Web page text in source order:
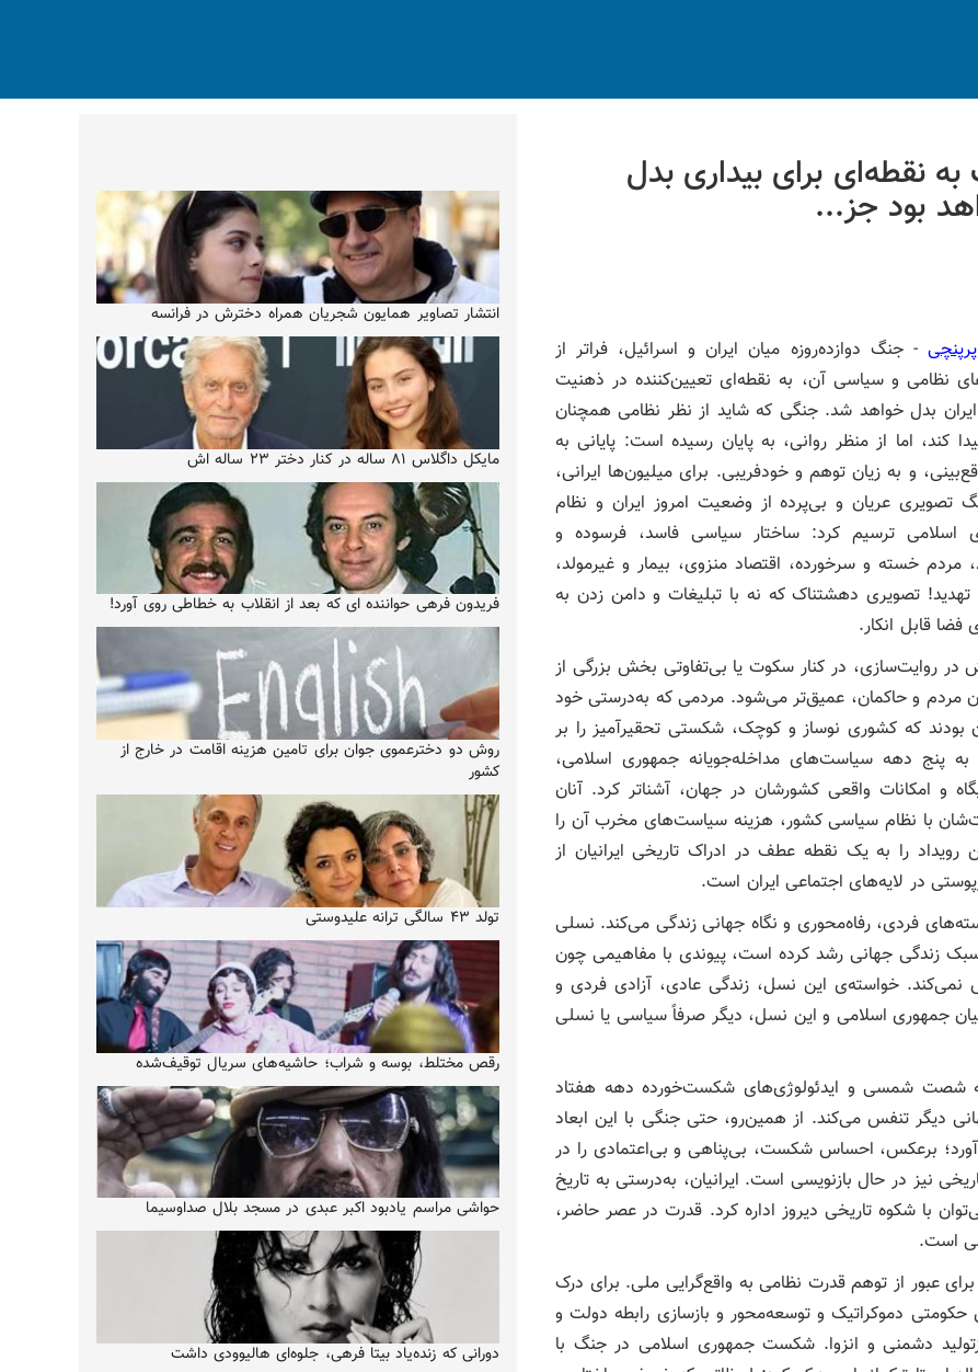
نقطه‌ای برای بیداری بدل
بود جز...
- جنگ دوازده‌روزه میان ایران و اسرائیل، فراتر از
نظامی و سیاسی آن، به نقطه‌ای تعیین‌کننده در ذهنیت
بدل خواهد شد. جنگی که شاید از نظر نظامی همچنان
کند، اما از منظر روانی، به پایان رسیده است: پایانی به
و به زیان توهم و خودفریبی. برای میلیون‌ها ایرانی،
تصویری عریان و بی‌پرده از وضعیت امروز ایران و نظام
اسلامی ترسیم کرد: ساختار سیاسی فاسد، فرسوده و
مردم خسته و سرخورده، اقتصاد منزوی، بیمار و غیرمولد،
تهدید! تصویری دهشتناک که نه با تبلیغات و دامن زدن به
فضا قابل انکار.
روایت‌سازی، در کنار سکوت یا بی‌تفاوتی بخش بزرگی از
و حاکمان، عمیق‌تر می‌شود. مردمی که به‌درستی خود
بودند که کشوری نوساز و کوچک، شکستی تحقیرآمیز را بر
به پنج دهه سیاست‌های مداخله‌جویانه جمهوری اسلامی،
و امکانات واقعی کشورشان در جهان، آشنا‌تر کرد. آنان
با نظام سیاسی کشور، هزینه سیاست‌های مخرب آن را
را به یک نقطه عطف در ادراک تاریخی ایرانیان از
در لایه‌های اجتماعی ایران است.
فردی، رفاه‌محوری و نگاه جهانی زندگی می‌کند. نسلی
سبک زندگی جهانی رشد کرده است، پیوندی با مفاهیمی چون
خواسته‌ی این نسل، زندگی عادی، آزادی فردی و
جمهوری اسلامی و این نسل، دیگر صرفاً سیاسی یا نسلی
شصت شمسی و ایدئولوژی‌های شکست‌خورده دهه هفتاد
دیگر تنفس می‌کند. از همین‌رو، حتی جنگی با این ابعاد
برعکس، احساس شکست، بی‌پناهی و بی‌اعتمادی را در
نیز در حال بازنویسی است. ایرانیان، به‌درستی به تاریخ
با شکوه تاریخی دیروز اداره کرد. قدرت در عصر حاضر،
است.
عبور از توهم قدرت نظامی به واقع‌گرایی ملی. برای درک
دموکراتیک و توسعه‌محور و بازسازی رابطه‌ دولت و
دشمنی و انزوا. شکست جمهوری اسلامی در جنگ با
انتشار تصاویر همایون شجریان همراه دخترش در فرانسه
مایکل داگلاس ۸۱ ساله در کنار دختر ۲۳ ساله اش
فریدون فرهی حواننده ای که بعد از انقلاب به خطاطی روی آورد!
روش دو دخترعموی جوان برای تامین هزینه اقامت در خارج از
کشور
تولد ۴۳ سالگی ترانه علیدوستی
رقص مختلط، بوسه و شراب؛ حاشیه‌های سریال توقیف‌شده
حواشی مراسم یادبود اکبر عبدی در مسجد بلال صداوسیما
دورانی که زنده‌یاد بیتا فرهی، جلوه‌ای هالیوودی داشت